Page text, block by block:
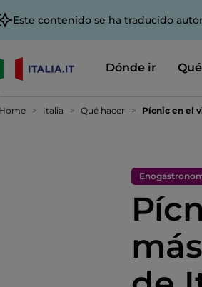
Este contenido se ha traducido
Dónde ir
Home Italia Qué hacer Pícnic en el